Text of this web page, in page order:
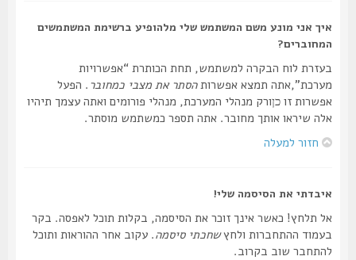
איך אני מונע משם המשתמש שלי מלהופיע ברשימת המשתמשים
המחוברים?
בעזרת לוח הבקרה למשתמש, תחת הכותרת “אפשרויות
מערכת”,אתה תמצא אפשרותהסתר את מצבי כמחובר. הפעל
אפשרות זוכןורק מנהלי המערכת, מנהלי פורומים ואתה עצמך תיהיו
אלה שיראו אותך מחובר. אתה תספר כמשתמש מוסתר.
חזור למעלה
איבדתי את הסיסמה שלי!
אל תלחץ! כאשר אינך זוכר את הסיסמה, בקלות תוכל לאפסה. בקר
בעמוד ההתחברות ולחץשחכתי סיסמה. עקוב אחר ההוראות ותוכל
להתחבר שוב בקרוב.